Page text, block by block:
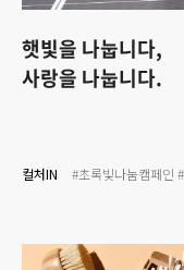
햇빛을 나눕니다,
사랑을 나눕니다.
컬처IN #초록빛나눔캠페인